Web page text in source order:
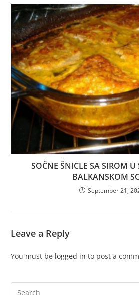
SOČNE ŠNICLE SA SIROM U
BALKANSKOM
September 21,
Leave a Reply
You must be logged in to post a